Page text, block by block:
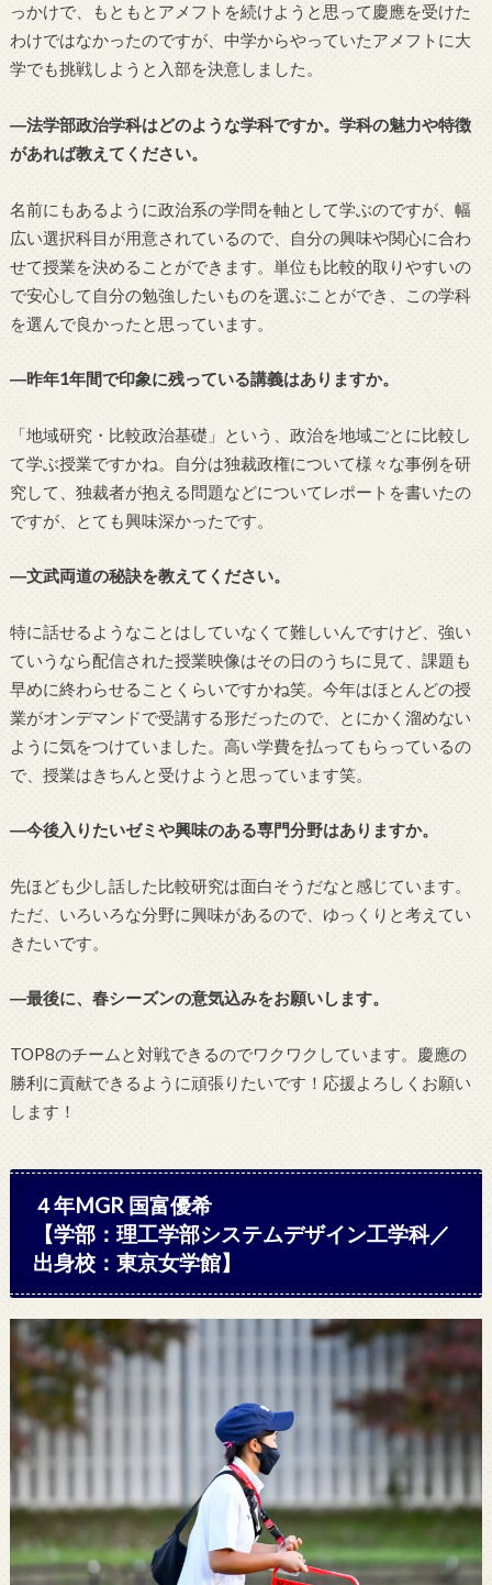
っかけで、もともとアメフトを続けようと思って慶應を受けた
わけではなかったのですが、中学からやっていたアメフトに大
学でも挑戦しようと入部を決意しました。
―法学部政治学科はどのような学科ですか。学科の魅力や特徴
があれば教えてください。
名前にもあるように政治系の学問を軸として学ぶのですが、幅
広い選択科目が用意されているので、自分の興味や関心に合わ
せて授業を決めることができます。単位も比較的取りやすいの
で安心して自分の勉強したいものを選ぶことができ、この学科
を選んで良かったと思っています。
―昨年1年間で印象に残っている講義はありますか。
「地域研究・比較政治基礎」という、政治を地域ごとに比較し
て学ぶ授業ですかね。自分は独裁政権について様々な事例を研
究して、独裁者が抱える問題などについてレポートを書いたの
ですが、とても興味深かったです。
―文武両道の秘訣を教えてください。
特に話せるようなことはしていなくて難しいんですけど、強い
ていうなら配信された授業映像はその日のうちに見て、課題も
早めに終わらせることくらいですかね笑。今年はほとんどの授
業がオンデマンドで受講する形だったので、とにかく溜めない
ように気をつけていました。高い学費を払ってもらっているの
で、授業はきちんと受けようと思っています笑。
―今後入りたいゼミや興味のある専門分野はありますか。
先ほども少し話した比較研究は面白そうだなと感じています。
ただ、いろいろな分野に興味があるので、ゆっくりと考えてい
きたいです。
―最後に、春シーズンの意気込みをお願いします。
TOP8のチームと対戦できるのでワクワクしています。慶應の
勝利に貢献できるように頑張りたいです！応援よろしくお願い
します！
４年MGR 国富優希
【学部：理工学部システムデザイン工学科／
出身校：東京女学館】